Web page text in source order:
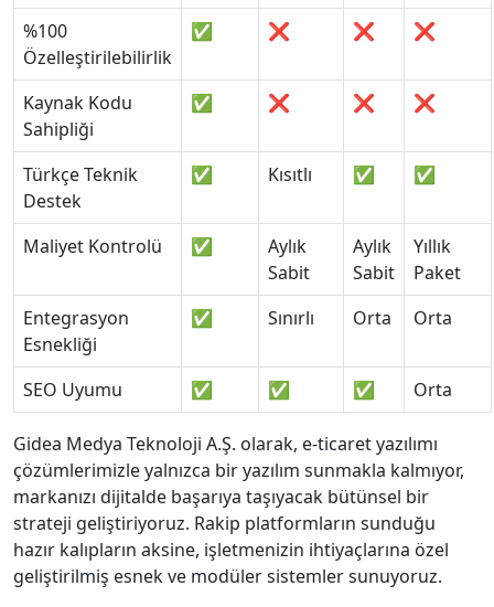
%100
Özelleştirilebilirlik
✅ ❌ ❌ ❌
Kaynak Kodu
Sahipliği
✅ ❌ ❌ ❌
Türkçe Teknik
Destek
✅ Kısıtlı ✅ ✅
Maliyet Kontrolü ✅
Aylık
Sabit
Aylık
Sabit
Yıllık
Paket
Entegrasyon
Esnekliği
✅ Sınırlı Orta Orta
SEO Uyumu ✅ ✅ ✅ Orta
Gidea Medya Teknoloji A.Ş. olarak, e-ticaret yazılımı
çözümlerimizle yalnızca bir yazılım sunmakla kalmıyor,
markanızı dijitalde başarıya taşıyacak bütünsel bir
strateji geliştiriyoruz. Rakip platformların sunduğu
hazır kalıpların aksine, işletmenizin ihtiyaçlarına özel
geliştirilmiş esnek ve modüler sistemler sunuyoruz.